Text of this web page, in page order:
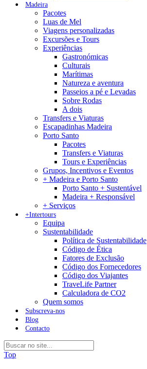
Madeira
Pacotes
Luas de Mel
Viagens personalizadas
Excursões e Tours
Experiências
Gastronómicas
Culturais
Marítimas
Natureza e aventura
Passeios a pé e Levadas
Sobre Rodas
A dois
Transfers e Viaturas
Escapadinhas Madeira
Porto Santo
Pacotes
Transfers e Viaturas
Tours e Experiências
Grupos, Incentivos e Eventos
+ Madeira e Porto Santo
Porto Santo + Sustentável
Madeira + Responsável
+ Serviços
+Intertours
Equipa
Sustentabilidade
Política de Sustentabilidade
Código de Ética
Fatores de Exclusão
Código dos Fornecedores
Código dos Viajantes
TraveLife Partner
Calculadora de CO2
Quem somos
Subscreva-nos
Blog
Contacto
Top